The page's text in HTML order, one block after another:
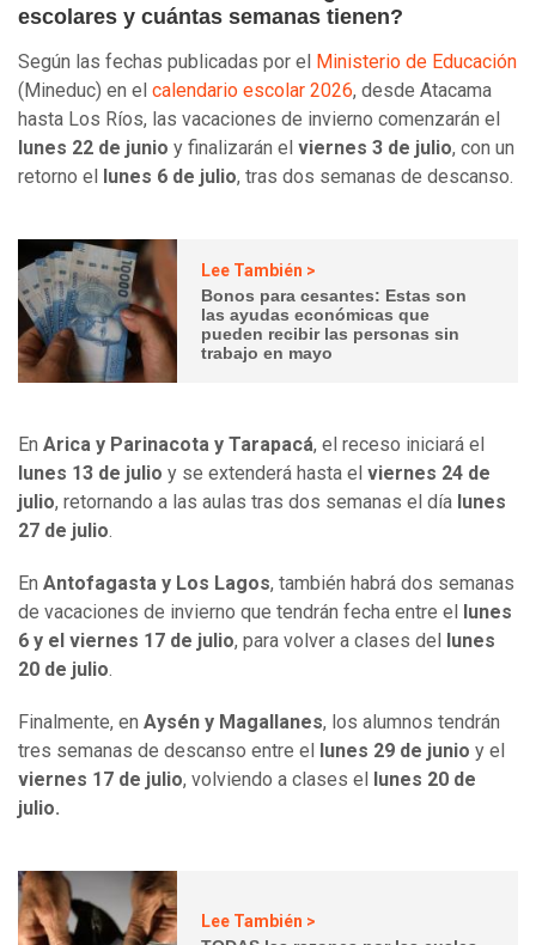
escolares y cuántas semanas tienen?
Según las fechas publicadas por el
Ministerio de Educación
(Mineduc) en el calendario escolar 2026, desde Atacama
hasta Los Ríos, las vacaciones de invierno comenzarán el
lunes 22 de junio y finalizarán el viernes 3 de julio, con un
retorno el
lunes 6 de julio, tras dos semanas de descanso.
Lee También >
Bonos para cesantes: Estas son
las ayudas económicas que
pueden recibir las personas sin
trabajo en mayo
En Arica y Parinacota y Tarapacá, el receso iniciará el
lunes 13 de julio y se extenderá hasta el viernes 24 de
julio, retornando a las aulas tras dos semanas el día lunes
27 de julio.
En Antofagasta y Los Lagos, también habrá dos semanas
de vacaciones de invierno que tendrán fecha entre el
lunes
6 y el viernes 17 de julio, para volver a clases del
lunes
20 de julio.
Finalmente, en Aysén y Magallanes, los alumnos tendrán
tres semanas de descanso entre el
lunes 29 de junio y el
viernes 17 de julio, volviendo a clases el
lunes 20 de
julio.
Lee También >